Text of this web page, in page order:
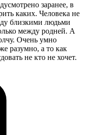
заранее, в
каких. Человека не
близкими людьми
между родней. А
Очень умно
разумно, а то как
не кто не хочет.